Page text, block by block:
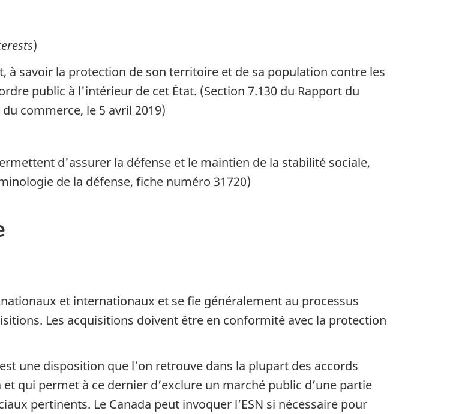
)
à savoir la protection de son territoire et de sa population contre les
public à l'intérieur de cet État. (Section 7.130 du Rapport du
commerce, le 5 avril 2019)
d'assurer la défense et le maintien de la stabilité sociale,
de la défense, fiche numéro 31720)
et internationaux et se fie généralement au processus
Les acquisitions doivent être en conformité avec la protection
une disposition que l’on retrouve dans la plupart des accords
qui permet à ce dernier d’exclure un marché public d’une partie
pertinents. Le Canada peut invoquer l’ESN si nécessaire pour